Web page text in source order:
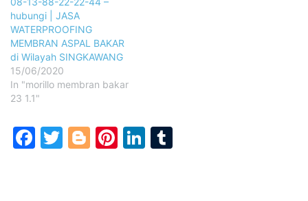
hubungi | JASA
WATERPROOFING
MEMBRAN ASPAL BAKAR
di Wilayah SINGKAWANG
15/06/2020
In "morillo membran bakar
23 1.1"
Facebook
Twitter
Blogger
Pinterest
LinkedIn